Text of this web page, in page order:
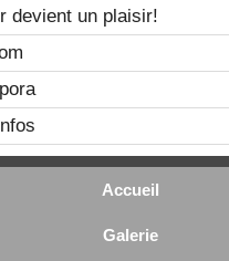
devient un plaisir!
Accueil
Galerie